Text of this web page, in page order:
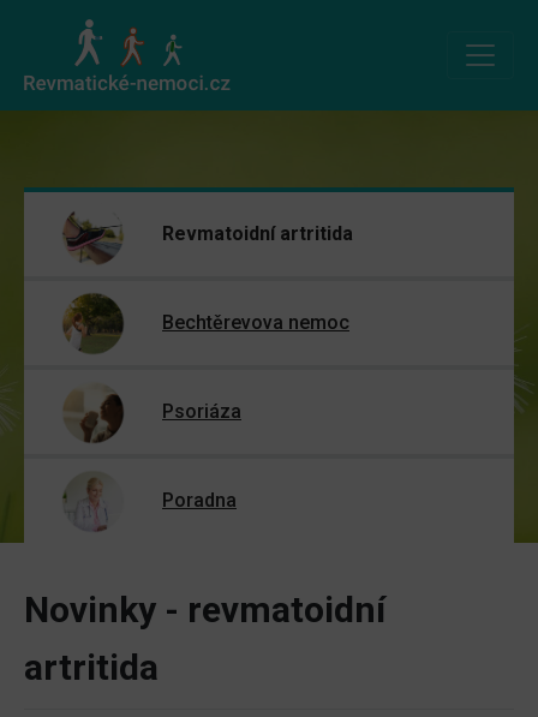
Revmatoidní artritida
Bechtěrevova nemoc
Psoriáza
Poradna
Novinky - revmatoidní
artritida